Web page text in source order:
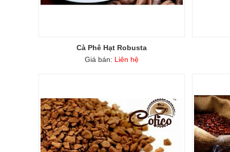
Cà Phê Hạt Robusta
Giá bán: Liên hệ